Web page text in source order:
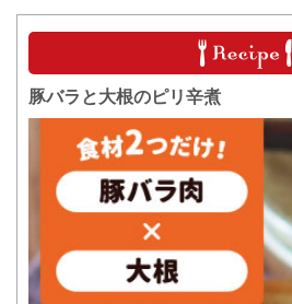
豚バラと大根のピリ辛煮